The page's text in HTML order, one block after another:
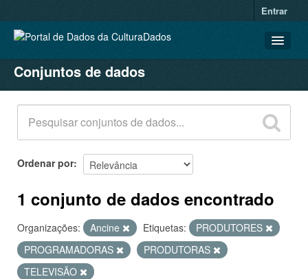
Entrar
CONJUNTOS DE DADOS
ORGANIZAÇÕES
GRUPOS
SOBRE
Conjuntos de dados
Ordenar por
1 conjunto de dados encontrado
Organizações: Ancine Etiquetas:
PRODUTORES
PROGRAMADORAS
PRODUTORAS
TELEVISÃO